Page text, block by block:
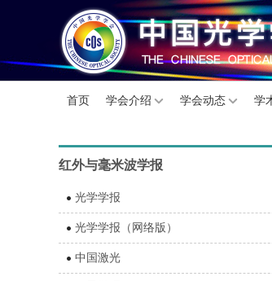
首页 学会介绍 学会动态 学
红外与毫米波学报
光学学报
光学学报（网络版）
中国激光